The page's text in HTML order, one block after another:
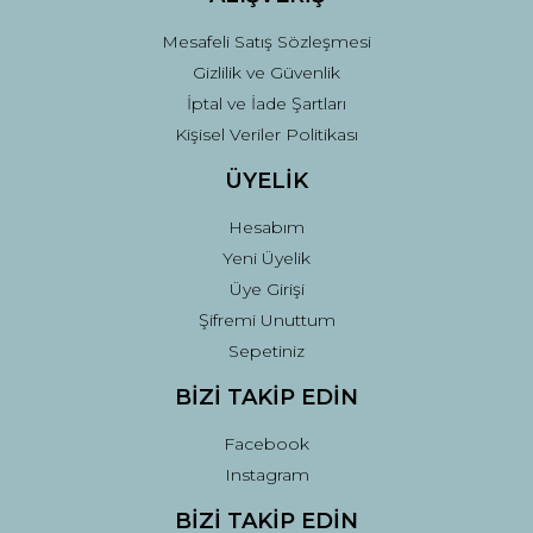
Mesafeli Satış Sözleşmesi
Gizlilik ve Güvenlik
İptal ve İade Şartları
Kişisel Veriler Politikası
ÜYELİK
Hesabım
Yeni Üyelik
Üye Girişi
Şifremi Unuttum
Sepetiniz
BİZİ TAKİP EDİN
Facebook
Instagram
BİZİ TAKİP EDİN